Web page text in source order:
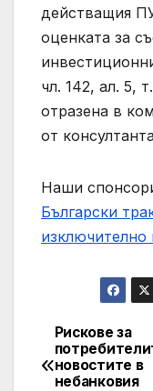
действащия
оценката за
чл. 142, ал. 5,
отразена в
от
Наши
Български
изключително
Post
Рискове за
новостите в
небанковия